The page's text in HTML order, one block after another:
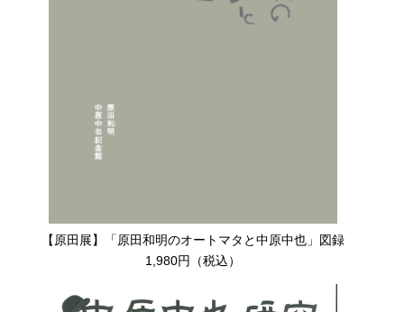
【原田展】「原田和明のオートマタと中原中也」図録
1,980円（税込）